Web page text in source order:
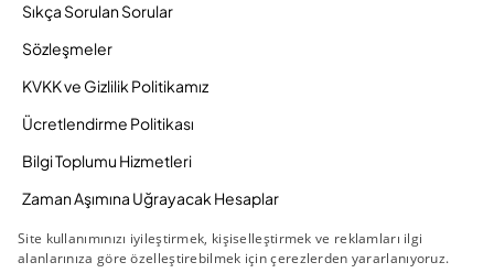
Sıkça Sorulan Sorular
Sözleşmeler
KVKK ve Gizlilik Politikamız
Ücretlendirme Politikası
Bilgi Toplumu Hizmetleri
Zaman Aşımına Uğrayacak Hesaplar
Duyurular ve Kampanyalar